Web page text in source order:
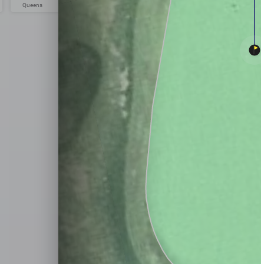
Queens Queens